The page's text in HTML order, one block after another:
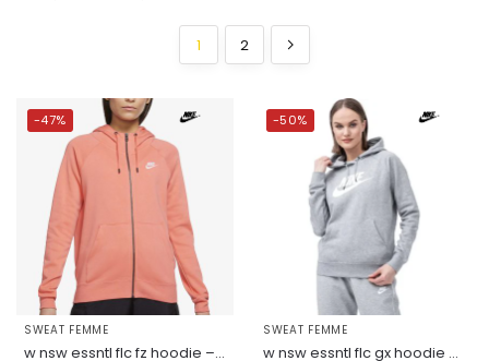
1 2
-47%
SWEAT FEMME
w nsw essntl flc fz hoodie – BV4122-815
-50%
SWEAT FEMME
w nsw essntl flc gx hoodie – BV4126-063